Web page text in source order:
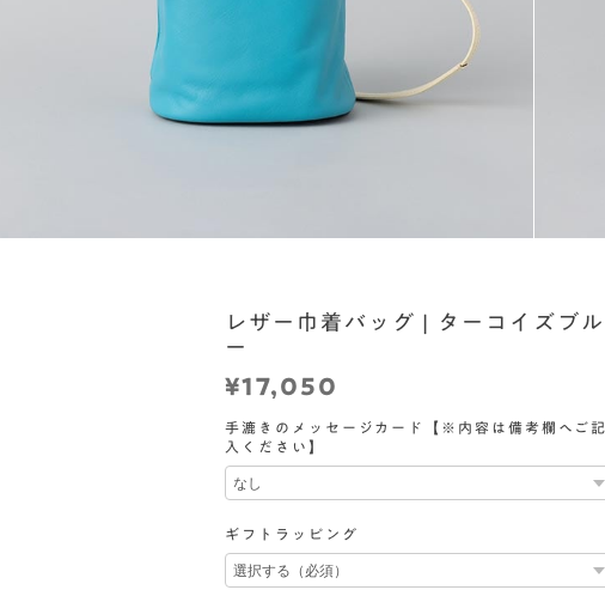
レザー巾着バッグ | ターコイズブル
ー
¥17,050
手漉きのメッセージカード【※内容は備考欄へご記
入ください】
ギフトラッピング